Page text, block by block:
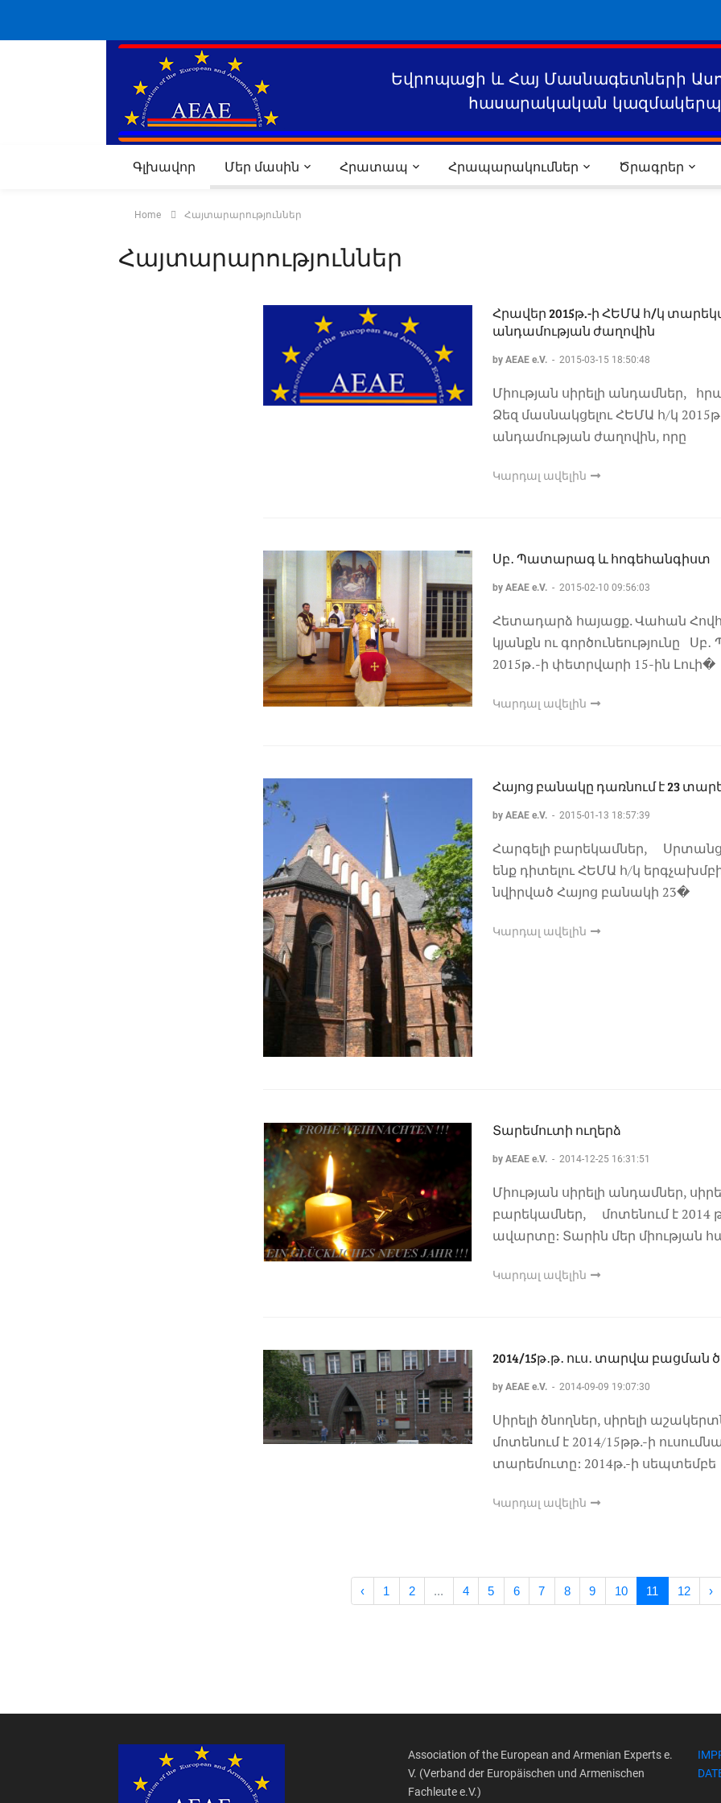
Եվրոպացի և Հայ Մասնագետների
հասարակական
Գլխավոր Մեր մասին Հրատապ Հրապարակումներ Ծրագրեր
Home Հայտարարություններ
Հայտարարություններ
Հրավեր 2015թ.-ի ՀԵՄԱ հ/կ
անդամության ժաղովին
by AEAE e.V. - 2015-03-15 18:50:48
Միության սիրելի անդամներ,
Ձեզ մասնակցելու ՀԵՄԱ հ/կ
անդամության ժաղովին, որը
Կարդալ ավելին
Սբ․ Պատարագ և հոգեհանգիստ
by AEAE e.V. - 2015-02-10 09:56:03
Հետադարձ հայացք. Վահան
կյանքն ու գործունեությունը
2015թ․-ի փետրվարի 15-ին Լուի�
Կարդալ ավելին
Հայոց բանակը դառնում է 23
by AEAE e.V. - 2015-01-13 18:57:39
Հարգելի բարեկամներ, Սրտանց
ենք դիտելու ՀԵՄԱ հ/կ երգչախմբի
նվիրված Հայոց բանակի 23�
Կարդալ ավելին
Տարեմուտի ուղերձ
by AEAE e.V. - 2014-12-25 16:31:51
Միության սիրելի անդամներ,
բարեկամներ, մոտենում է 2014
ավարտը: Տարին մեր միության
Կարդալ ավելին
2014/15թ․թ․ ուս․ տարվա բացման
by AEAE e.V. - 2014-09-09 19:07:30
Սիրելի ծնողներ, սիրելի
մոտենում է 2014/15թթ.-ի
տարեմուտը: 2014թ.-ի սեպտեմբե
Կարդալ ավելին
‹ 1 2 ... 4 5 6 7 8 9 10 11 12 ›
Association of the European and Armenian Experts e.
V. (Verband der Europäischen und Armenischen
Fachleute e.V.)